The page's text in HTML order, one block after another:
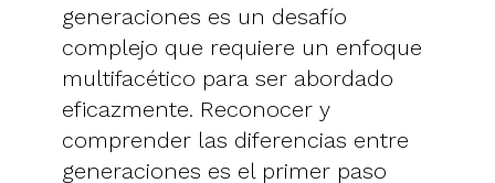
generaciones es un desafío
complejo que requiere un enfoque
multifacético para ser abordado
eficazmente. Reconocer y
comprender las diferencias entre
generaciones es el primer paso